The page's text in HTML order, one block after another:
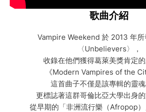
歌曲介紹
Vampire Weekend 於 2013 年所
〈Unbelievers〉，
收錄在他們獲得葛萊美獎肯定
《Modern Vampires of the
這首曲子不僅是該專輯的靈魂
更標誌著這群哥倫比亞大學出身的
從早期的「非洲流行樂（Afropop）